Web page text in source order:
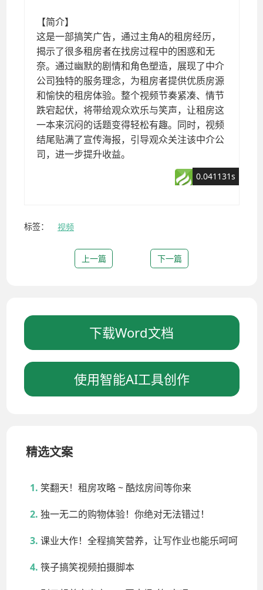
标签： 视频
上一篇 下一篇
下载Word文档
使用智能AI工具创作
精选文案
笑翻天！租房攻略 ~ 酷炫房间等你来
独一无二的购物体验！你绝对无法错过！
课业大作！全程搞笑营养，让写作业也能乐呵呵
筷子搞笑视频拍摄脚本